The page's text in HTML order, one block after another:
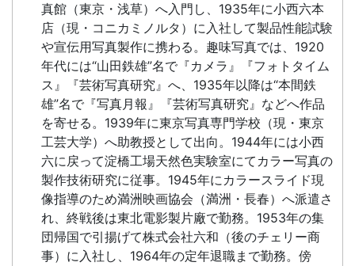
真館（東京・浅草）へ入門し、1935年に小西六本
店（現・コニカミノルタ）に入社して製品性能試験
や宣伝用写真製作に携わる。趣味写真では、1920
年代には“山田鉄雄”名で『カメラ』『フォトタイム
ス』『芸術写真研究』へ、1935年以降は“本間鉄
雄”名で『写真月報』『芸術写真研究』などへ作品
を寄せる。1939年に東京写真専門学校（現・東京
工芸大学）へ助教授として出向。1944年には小西
六に戻って淀橋工場天然色実験室にてカラー写真の
製作技術研究に従事。1945年にカラースライド現
像指導のため満洲映画協会（満洲・長春）へ派遣さ
れ、終戦後は東北電影製片廠で勤務。1953年の集
団帰国で引揚げて株式会社六和（後のチェリー商
事）に入社し、1964年の定年退職まで勤務。傍